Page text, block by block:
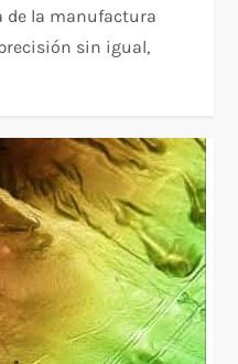
de la manufactura
sin igual,